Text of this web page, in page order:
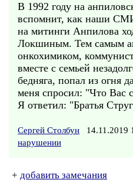
В 1992 году на
вспомнит, как наши СМИ
на митинги Анпилова
Локшиным. Тем самым
онкохимиком,
вместе с семьей
бедняга, попал из огня
меня спросил: "Что Вас
Я ответил: "Братья
Сергей Столбун 14.11.2019
нарушении
+ добавить замечания